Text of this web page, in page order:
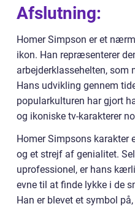
Afslutning:
Homer Simpson er et
ikon. Han repræsenterer
arbejderklassehelten, som
Hans udvikling gennem
popularkulturen har gjort
og ikoniske tv-karakterer
Homer Simpsons karakter
og et strejf af genialitet.
uprofessionel, er hans
evne til at finde lykke i de
Han er blevet et symbol